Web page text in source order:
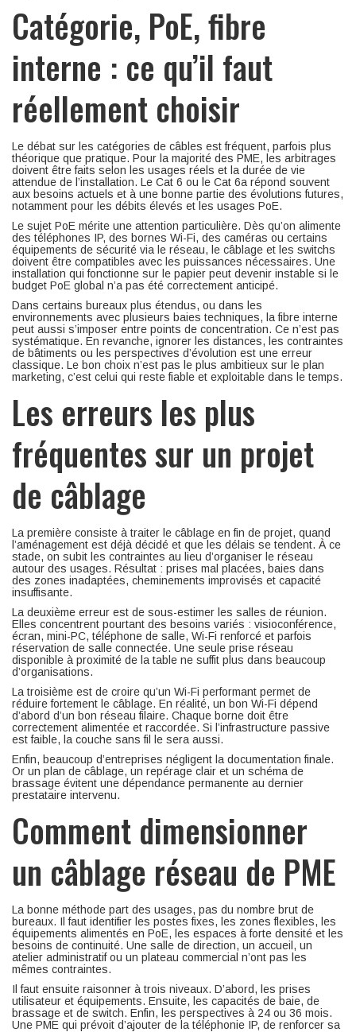
Catégorie, PoE, fibre
interne : ce qu’il faut
réellement choisir
Le débat sur les catégories de câbles est fréquent, parfois plus
théorique que pratique. Pour la majorité des PME, les arbitrages
doivent être faits selon les usages réels et la durée de vie
attendue de l’installation. Le Cat 6 ou le Cat 6a répond souvent
aux besoins actuels et à une bonne partie des évolutions futures,
notamment pour les débits élevés et les usages PoE.
Le sujet PoE mérite une attention particulière. Dès qu’on alimente
des téléphones IP, des bornes Wi-Fi, des caméras ou certains
équipements de sécurité via le réseau, le câblage et les switchs
doivent être compatibles avec les puissances nécessaires. Une
installation qui fonctionne sur le papier peut devenir instable si le
budget PoE global n’a pas été correctement anticipé.
Dans certains bureaux plus étendus, ou dans les
environnements avec plusieurs baies techniques, la fibre interne
peut aussi s’imposer entre points de concentration. Ce n’est pas
systématique. En revanche, ignorer les distances, les contraintes
de bâtiments ou les perspectives d’évolution est une erreur
classique. Le bon choix n’est pas le plus ambitieux sur le plan
marketing, c’est celui qui reste fiable et exploitable dans le temps.
Les erreurs les plus
fréquentes sur un projet
de câblage
La première consiste à traiter le câblage en fin de projet, quand
l’aménagement est déjà décidé et que les délais se tendent. À ce
stade, on subit les contraintes au lieu d’organiser le réseau
autour des usages. Résultat : prises mal placées, baies dans
des zones inadaptées, cheminements improvisés et capacité
insuffisante.
La deuxième erreur est de sous-estimer les salles de réunion.
Elles concentrent pourtant des besoins variés : visioconférence,
écran, mini-PC, téléphone de salle, Wi-Fi renforcé et parfois
réservation de salle connectée. Une seule prise réseau
disponible à proximité de la table ne suffit plus dans beaucoup
d’organisations.
La troisième est de croire qu’un Wi-Fi performant permet de
réduire fortement le câblage. En réalité, un bon Wi-Fi dépend
d’abord d’un bon réseau filaire. Chaque borne doit être
correctement alimentée et raccordée. Si l’infrastructure passive
est faible, la couche sans fil le sera aussi.
Enfin, beaucoup d’entreprises négligent la documentation finale.
Or un plan de câblage, un repérage clair et un schéma de
brassage évitent une dépendance permanente au dernier
prestataire intervenu.
Comment dimensionner
un câblage réseau de PME
La bonne méthode part des usages, pas du nombre brut de
bureaux. Il faut identifier les postes fixes, les zones flexibles, les
équipements alimentés en PoE, les espaces à forte densité et les
besoins de continuité. Une salle de direction, un accueil, un
atelier administratif ou un plateau commercial n’ont pas les
mêmes contraintes.
Il faut ensuite raisonner à trois niveaux. D’abord, les prises
utilisateur et équipements. Ensuite, les capacités de baie, de
brassage et de switch. Enfin, les perspectives à 24 ou 36 mois.
Une PME qui prévoit d’ajouter de la téléphonie IP, de renforcer sa